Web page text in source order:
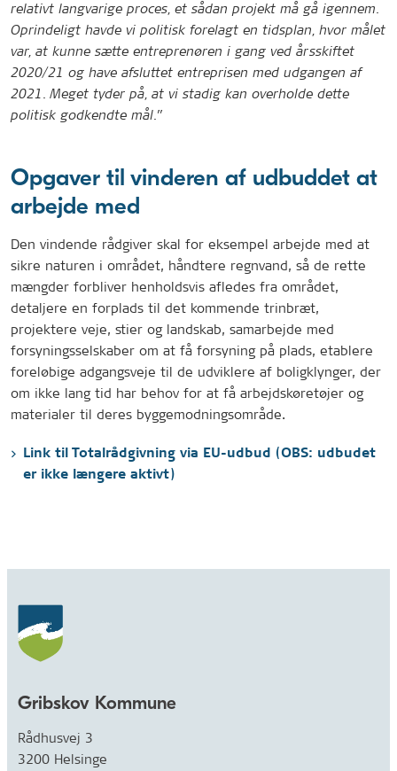
relativt langvarige proces, et sådan projekt må gå igennem.
Oprindeligt havde vi politisk forelagt en tidsplan, hvor målet
var, at kunne sætte entreprenøren i gang ved årsskiftet
2020/21 og have afsluttet entreprisen med udgangen af
2021. Meget tyder på, at vi stadig kan overholde dette
politisk godkendte mål.”
Opgaver til vinderen af udbuddet at
arbejde med
Den vindende rådgiver skal for eksempel arbejde med at
sikre naturen i området, håndtere regnvand, så de rette
mængder forbliver henholdsvis afledes fra området,
detaljere en forplads til det kommende trinbræt,
projektere veje, stier og landskab, samarbejde med
forsyningsselskaber om at få forsyning på plads, etablere
foreløbige adgangsveje til de udviklere af boligklynger, der
om ikke lang tid har behov for at få arbejdskøretøjer og
materialer til deres byggemodningsområde.
Link til Totalrådgivning via EU-udbud (OBS: udbudet
er ikke længere aktivt)
Gribskov Kommune
Rådhusvej 3
3200 Helsinge